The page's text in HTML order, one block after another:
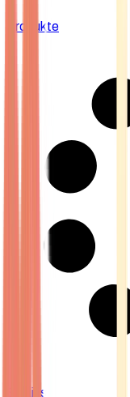
Produkte
Strains